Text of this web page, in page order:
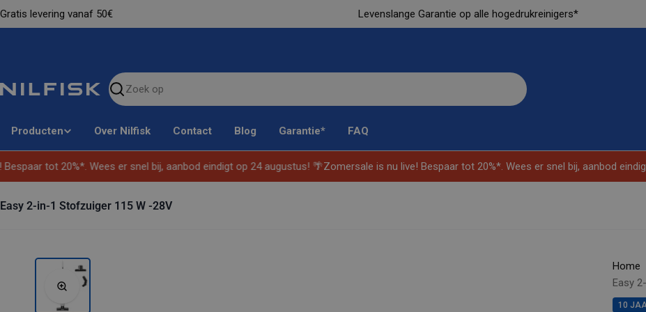
Ga
Gratis levering vanaf 50€ Levenslange Garantie op alle hogedrukreinigers*
Zoeken
de
Producten Over Nilfisk Contact Blog Garantie* FAQ
tot 20%*. Wees er snel bij, aanbod eindigt op 24 augustus! 🌴Zomersale is nu live! Bespaar tot 20%*. Wees er snel bij, aanbod
Easy 2-in-1 Stofzuiger 115 W -28V
Home
Easy
10